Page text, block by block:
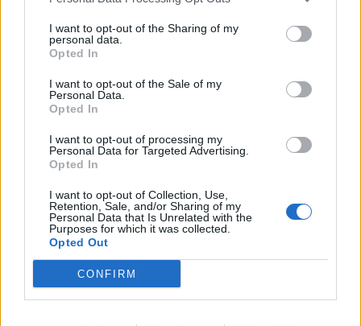
I want to opt-out of the Sharing of my
personal data.
Opted In
I want to opt-out of the Sale of my
Personal Data.
Opted In
I want to opt-out of processing my
Personal Data for Targeted Advertising.
Opted In
I want to opt-out of Collection, Use,
Retention, Sale, and/or Sharing of my
Personal Data that Is Unrelated with the
Purposes for which it was collected.
Opted Out
CONFIRM
Αναφέρθηκε, επίσης, εκτενώς στην Ευρώπη,
λέγοντας, μεταξύ άλλων, τα εξής:
«Οι πολλοί βλέπουν το κοινωνικό κράτος να
να ελαχιστοποιούνται, το βιοτικό τους επίπεδο να
υποβαθμίζεται. Αποτέλεσμα είναι να υπονομεύεται
η κοινωνική συνοχή αλλά και η πολιτική
ομαλότητα και σταθερότητα. Όλο και περισσότεροι
Ευρωπαίοι πολίτες αμφισβητούν το ισχύον
οικονομικό και πολιτικό σύστημα. Αν σε αυτά
προστεθεί και ο άκρατος δικαιωματισμός που θίγει
πατροπαράδοτες αξίες, τις ίδιες τις ρίζες της